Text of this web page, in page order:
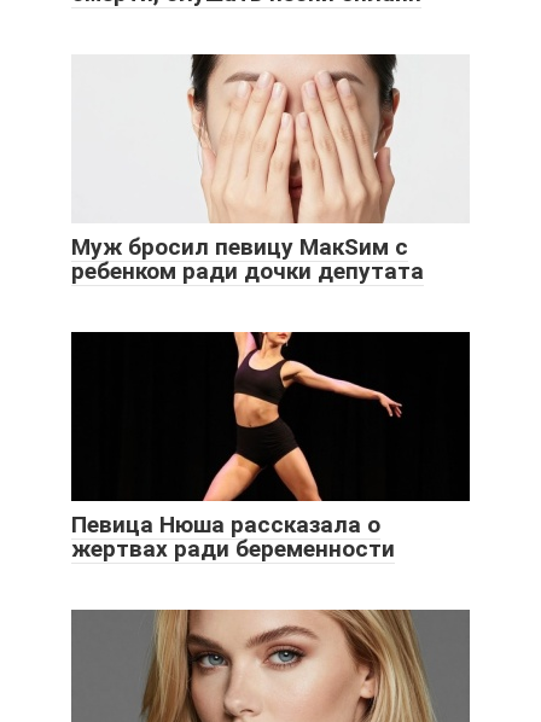
Муж бросил певицу МакSим с
ребенком ради дочки депутата
Певица Нюша рассказала о
жертвах ради беременности